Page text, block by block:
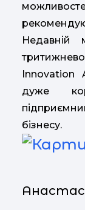
Innovation
дуже
бізнесу.